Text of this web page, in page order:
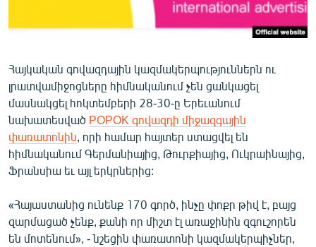
ԱՐԽԻՎ
ՏԵՍԱՆՅՈՒԹԵՐ
ԲԱՆԱՎԵՃ
ՁԳՏԵԼՈՎ ԼԱՎԱԳՈՒՅՆԻՆ
ՓՈԴՔԱՍԹ
Հայերեն
English
Հայկական գովազդային կազմակերպություններն ու
լրատվամիջոցները հիմնականում չեն ցանկացել
մասնակցել հոկտեմբերի 28-30-ը Երեւանում
նախատեսված POPOK գովազդի միջազգային
փառատոնին , որի համար հայտեր ստացվել են
հիմնականում Գերմանիայից, Թուրքիայից, Ուկրաինայից,
Ֆրանսիա եւ այլ երկրներից:
«Հայաստանից ունենք 170 գործ, ինչը փոքր թիվ է, բայց
զարմացած չենք, քանի որ միշտ էլ առաջինին զգուշորեն
են մոտենում», - նշեցին փառատոնի կազմակերպիչներ,